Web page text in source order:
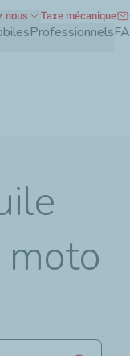
Professionnels
nous Taxe mécanique